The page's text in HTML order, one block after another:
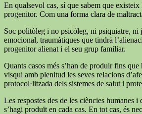
En qualsevol cas, sí que sabem que
progenitor. Com una forma clara de
Soc politòleg i no psicòleg, ni psiquiatre, ni
emocional, traumàtiques que tindrà
progenitor alienat i el seu grup familiar.
Quants casos més s’han de produir fins
visqui amb plenitud les seves relacions
protocol·litzada dels sistemes de salut i
Les respostes des de les ciències
s’hagi produït en cada cas. En tot cas, és